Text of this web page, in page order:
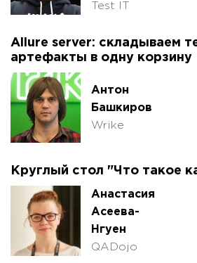
Test IT
Allure server: cкладываем
артефакты в одну корзину
Антон
Башкиров
Wrike
Круглый стол "Что такое
Анастасия
Асеева-
Нгуен
QADojo